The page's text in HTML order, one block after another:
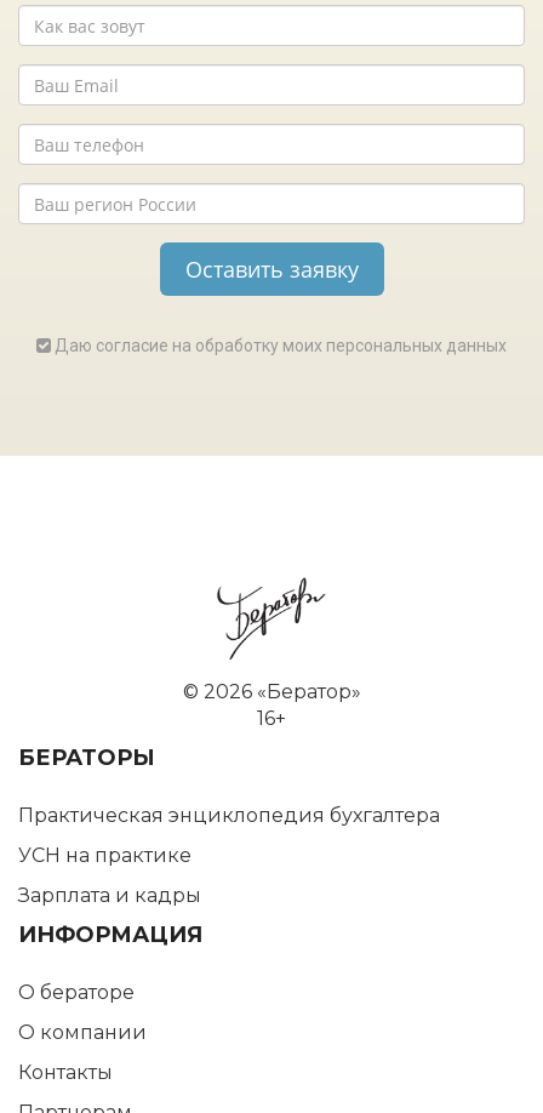
Даю согласие на обработку моих персональных данных
© 2026 «Бератор»
16+
БЕРАТОРЫ
Практическая энциклопедия бухгалтера
УСН на практике
Зарплата и кадры
ИНФОРМАЦИЯ
О бераторе
О компании
Контакты